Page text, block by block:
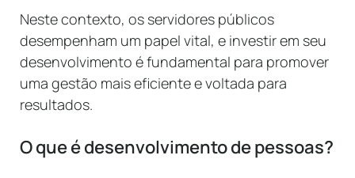
Neste contexto, os servidores públicos
desempenham um papel vital, e investir em seu
desenvolvimento é fundamental para promover
uma gestão mais eficiente e voltada para
resultados.
O que é desenvolvimento de pessoas?